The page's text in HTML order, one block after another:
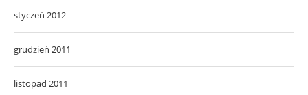
styczeń 2012
grudzień 2011
listopad 2011